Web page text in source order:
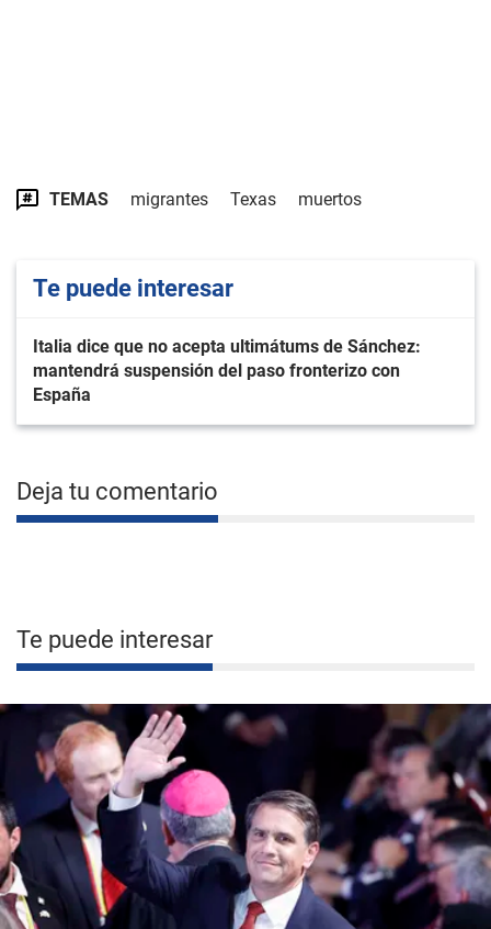
TEMAS migrantes Texas muertos
Te puede interesar
Italia dice que no acepta ultimátums de Sánchez:
mantendrá suspensión del paso fronterizo con
España
Deja tu comentario
Te puede interesar